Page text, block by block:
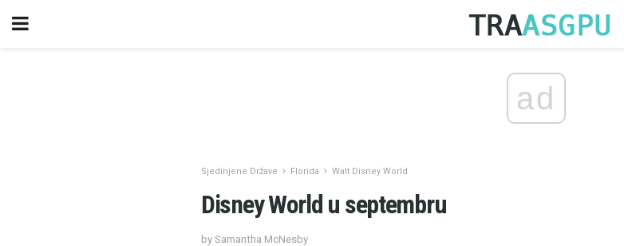
ad
Sjedinjene Države Florida Walt Disney World
Disney World u septembru
by Samantha McNesby